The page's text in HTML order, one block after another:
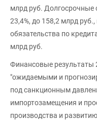
млрд руб. Долгосрочные
23,4%, до 158,2 млрд
обязательства по
млрд руб.
Финансовые результаты
"ожидаемыми и
под санкционным
импортозамещения и
производства и